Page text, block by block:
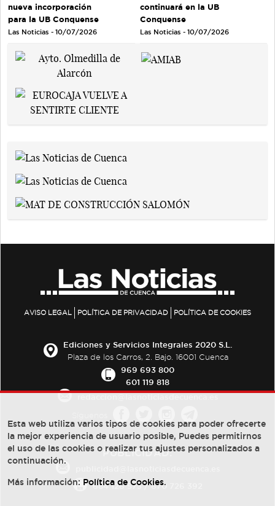
nueva incorporación
para la UB Conquense
Las Noticias - 10/07/2026
continuará en la UB
Conquense
Las Noticias - 10/07/2026
AVISO LEGAL POLÍTICA DE PRIVACIDAD POLÍTICA DE COOKIES
Ediciones y Servicios Integrales 2020 S.L.
Plaza de los Carros, 2. Bajo. 16001 Cuenca
969 693 800
601 119 818
PUBLICIDAD:
684 126 573/670 726 392
Esta web utiliza varios tipos de cookies para poder ofrecerte
la mejor experiencia de usuario posible, Puedes permitirnos
el uso de las cookies o realizar tus ajustes personalizados a
continuación.
Más información: Política de Cookies.